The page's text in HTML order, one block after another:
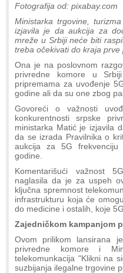
Fotografija od: pixabay.com
Ministarka trgovine,
izjavila je da aukcija za
mreže u Srbiji neće biti
treba očekivati do kraja prve
Ona je na poslovnom
privredne komore u
pripremama za uvođenje
godine ali da su one zbog
Govoreći o važnosti
konkurentnosti srpske
ministarka Matić je izjavila
da se izrada Pravilnika o
aukcija za 5G
godine.
Komentarišući važnost
naglasila da je za uspeh
ključna spremnost
infrastrukturu koja će
do medicine i ostalih, koje
Zajedničkom kampanjom
Ovom prilikom lansirana
privredne komore i
telekomunkacija "Klikni na
suzbijanja ilegalne trgovine